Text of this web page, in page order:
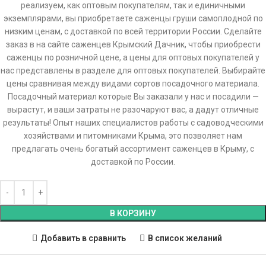
реализуем, как оптовым покупателям, так и единичными
экземплярами, вы приобретаете саженцы груши самоплодной по
низким ценам, с доставкой по всей территории России. Сделайте
заказ в на сайте саженцев Крымский Дачник, чтобы приобрести
саженцы по розничной цене, а цены для оптовых покупателей у
нас представлены в разделе для оптовых покупателей. Выбирайте
цены сравнивая между видами сортов посадочного материала.
Посадочный материал которые Вы заказали у нас и посадили —
вырастут, и ваши затраты не разочаруют вас, а дадут отличные
результаты! Опыт наших специалистов работы с садоводческими
хозяйствами и питомниками Крыма, это позволяет нам
предлагать очень богатый ассортимент саженцев в Крыму, с
доставкой по России.
В КОРЗИНУ
Добавить в сравнить В список желаний